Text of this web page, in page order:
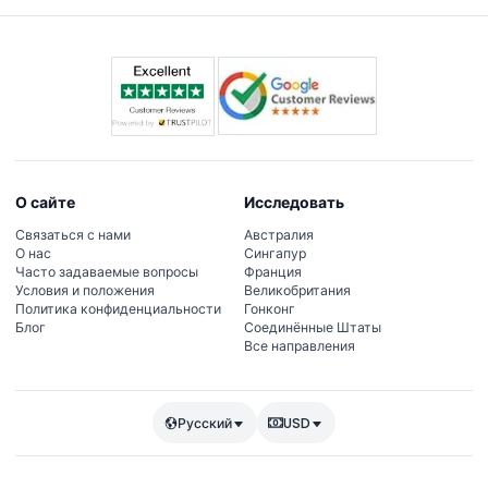
О сайте
Связаться с нами
О нас
Часто задаваемые вопросы
Условия и положения
Политика конфиденциальности
Блог
Исследовать
Австралия
Сингапур
Франция
Великобритания
Гонконг
Соединённые Штаты
Все направления
Русский USD